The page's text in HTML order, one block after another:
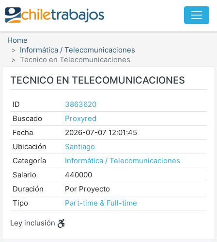
Home
Informática / Telecomunicaciones
Tecnico en Telecomunicaciones
TECNICO EN TELECOMUNICACIONES
ID
3863620
Buscado
Proxyred
Fecha
2026-07-07 12:01:45
Ubicación
Santiago
Categoría
Informática / Telecomunicaciones
Salario
440000
Duración
Por Proyecto
Tipo
Part-time & Full-time
Ley inclusión